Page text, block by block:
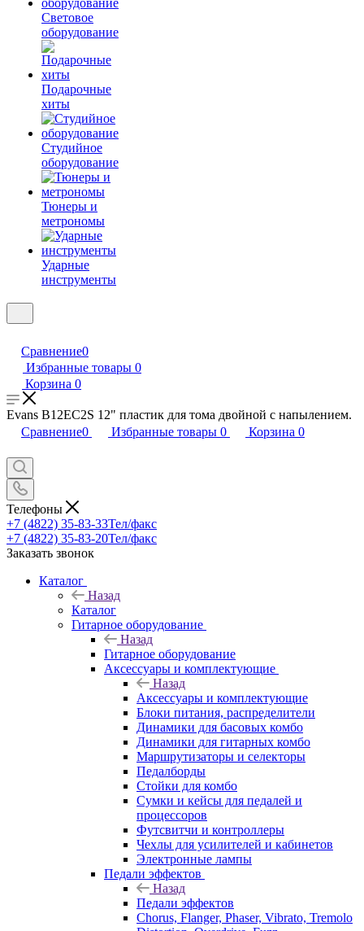
Световое
оборудование
Подарочные
хиты
Студийное
оборудование
Тюнеры и
метрономы
Ударные
инструменты
Сравнение0
Избранные товары 0
Корзина 0
Evans B12EC2S 12" пластик для тома двойной с напылением.
Сравнение0 Избранные товары 0 Корзина 0
Телефоны
+7 (4822) 35-83-33Тел/факс
+7 (4822) 35-83-20Тел/факс
Заказать звонок
Каталог
Назад
Каталог
Гитарное оборудование
Назад
Гитарное оборудование
Аксессуары и комплектующие
Назад
Аксессуары и комплектующие
Блоки питания, распределители
Динамики для басовых комбо
Динамики для гитарных комбо
Маршрутизаторы и селекторы
Педалборды
Стойки для комбо
Сумки и кейсы для педалей и
процессоров
Футсвитчи и контроллеры
Чехлы для усилителей и кабинетов
Электронные лампы
Педали эффектов
Назад
Педали эффектов
Chorus, Flanger, Phaser, Vibrato, Tremolo